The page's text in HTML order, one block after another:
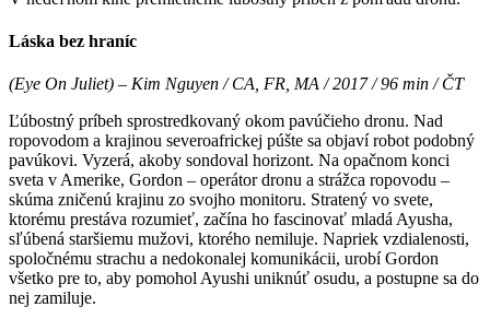
Láska bez hraníc
(Eye On Juliet) – Kim Nguyen / CA, FR, MA / 2017 / 96 min / ČT
Ľúbostný príbeh sprostredkovaný okom pavúčieho dronu. Nad
ropovodom a krajinou severoafrickej púšte sa objaví robot podobný
pavúkovi. Vyzerá, akoby sondoval horizont. Na opačnom konci
sveta v Amerike, Gordon – operátor dronu a strážca ropovodu –
skúma zničenú krajinu zo svojho monitoru. Stratený vo svete,
ktorému prestáva rozumieť, začína ho fascinovať mladá Ayusha,
sľúbená staršiemu mužovi, ktorého nemiluje. Napriek vzdialenosti,
spoločnému strachu a nedokonalej komunikácii, urobí Gordon
všetko pre to, aby pomohol Ayushi uniknúť osudu, a postupne sa do
nej zamiluje.